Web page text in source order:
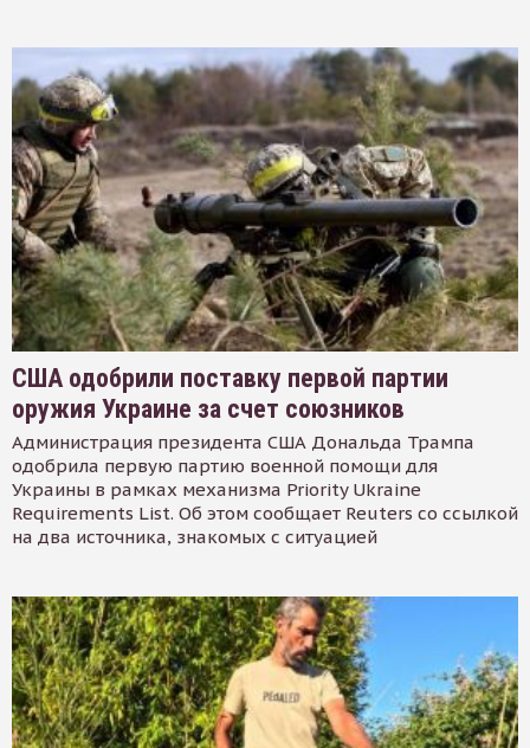
США одобрили поставку первой партии
оружия Украине за счет союзников
Администрация президента США Дональда Трампа
одобрила первую партию военной помощи для
Украины в рамках механизма Priority Ukraine
Requirements List. Об этом сообщает Reuters со ссылкой
на два источника, знакомых с ситуацией